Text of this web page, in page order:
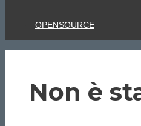
OPENSOURCE
Non è